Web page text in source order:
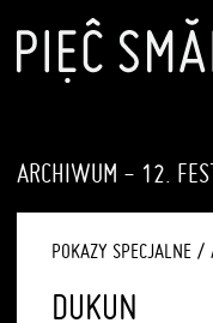
ARCHIWUM - 12.
POKAZY SPECJALNE /
DUKUN